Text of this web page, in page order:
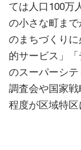
ては人口100万
の小さな町ま
のまちづくり
的サービス」
のスーパーシ
調査会や国家
程度が区域特区